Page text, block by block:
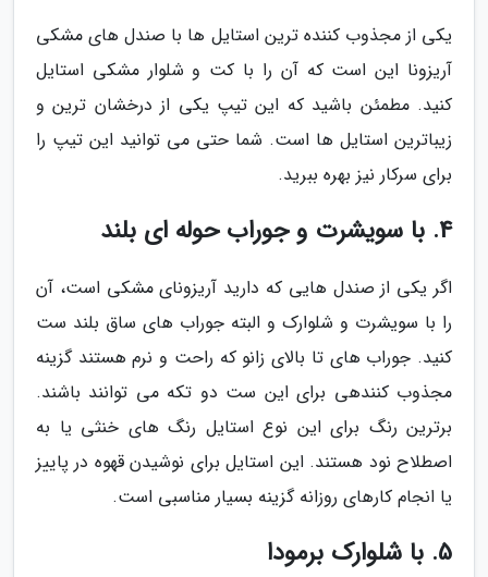
یکی از مجذوب کننده ترین استایل ها با صندل های مشکی
آریزونا این است که آن را با کت و شلوار مشکی استایل
کنید. مطمئن باشید که این تیپ یکی از درخشان ترین و
زیباترین استایل ها است. شما حتی می توانید این تیپ را
برای سرکار نیز بهره ببرید.
4. با سویشرت و جوراب حوله ای بلند
اگر یکی از صندل هایی که دارید آریزونای مشکی است، آن
را با سویشرت و شلوارک و البته جوراب های ساق بلند ست
کنید. جوراب های تا بالای زانو که راحت و نرم هستند گزینه
مجذوب کنندهی برای این ست دو تکه می توانند باشند.
برترین رنگ برای این نوع استایل رنگ های خنثی یا به
اصطلاح نود هستند. این استایل برای نوشیدن قهوه در پاییز
یا انجام کارهای روزانه گزینه بسیار مناسبی است.
5. با شلوارک برمودا